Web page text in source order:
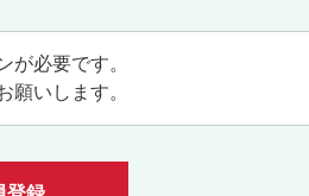
が必要です。
願いします。